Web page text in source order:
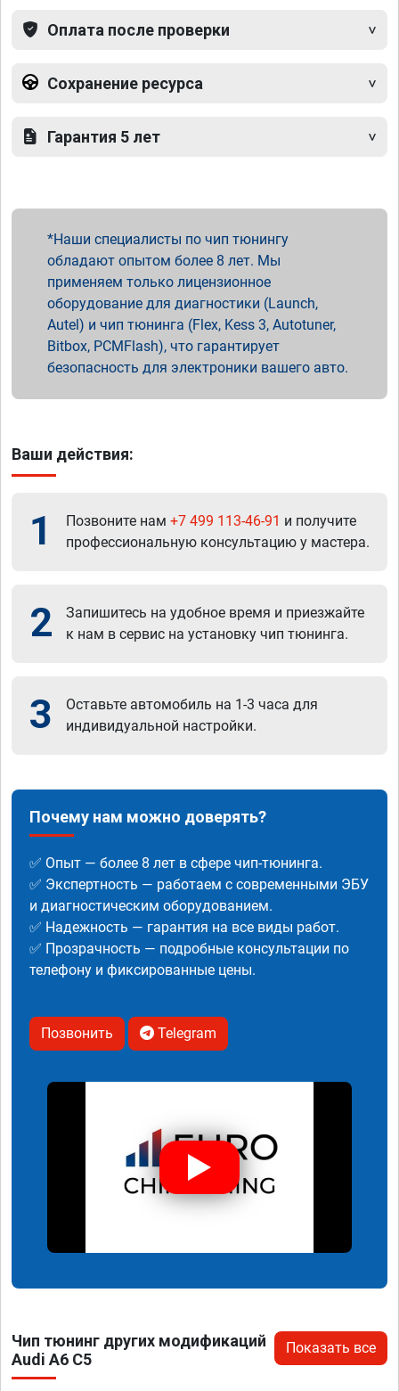
Оплата после проверки
Сохранение ресурса
Гарантия 5 лет
Наши специалисты по чип тюнингу
обладают опытом более 8 лет. Мы
применяем только лицензионное
оборудование для диагностики (Launch,
Autel) и чип тюнинга (Flex, Kess 3, Autotuner,
Bitbox, PCMFlash), что гарантирует
безопасность для электроники вашего авто.
Ваши действия:
1 Позвоните нам +7 499 113-46-91 и получите
профессиональную консультацию у мастера.
2
Запишитесь на удобное время и приезжайте
к нам в сервис на установку чип тюнинга.
3
Оставьте автомобиль на 1-3 часа для
индивидуальной настройки.
Почему нам можно доверять?
✅ Опыт — более 8 лет в сфере чип-тюнинга.
✅ Экспертность — работаем с современными ЭБУ
и диагностическим оборудованием.
✅ Надежность — гарантия на все виды работ.
✅ Прозрачность — подробные консультации по
телефону и фиксированные цены.
Позвонить Telegram
Чип тюнинг других модификаций
Audi A6 C5
Показать все